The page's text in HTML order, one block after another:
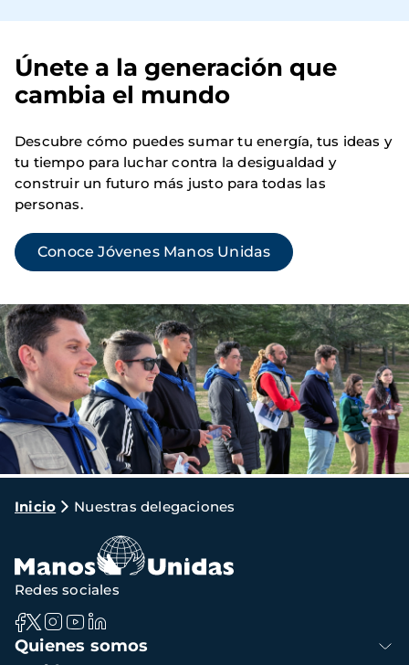
Imagen
Únete a la generación que
cambia el mundo
Descubre cómo puedes sumar tu energía, tus ideas y
tu tiempo para luchar contra la desigualdad y
construir un futuro más justo para todas las
personas.
Conoce Jóvenes Manos Unidas
Ruta
navegación
Inicio Nuestras delegaciones
Navegación
principal
Quienes somos
Redes sociales